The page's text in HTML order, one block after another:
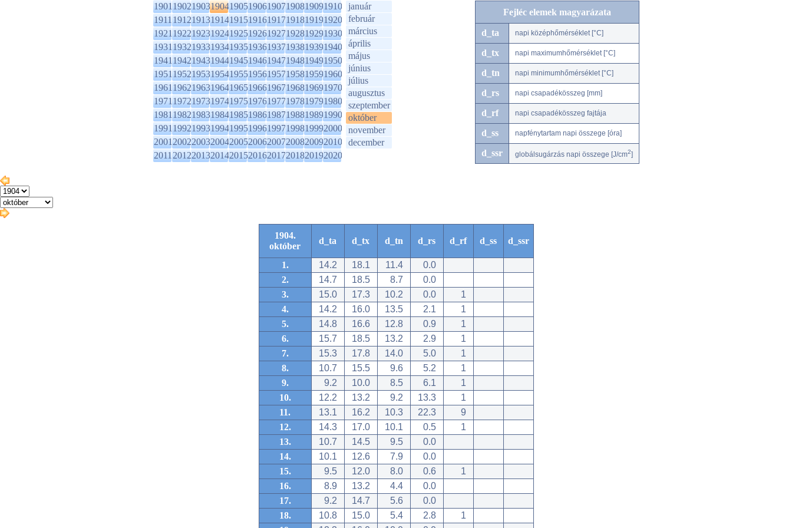
1901190219031904190519061907190819091910
1911191219131914191519161917191819191920
1921192219231924192519261927192819291930
1931193219331934193519361937193819391940
1941194219431944194519461947194819491950
1951195219531954195519561957195819591960
1961196219631964196519661967196819691970
1971197219731974197519761977197819791980
1981198219831984198519861987198819891990
1991199219931994199519961997199819992000
2001200220032004200520062007200820092010
2011201220132014201520162017201820192020
január
február
március
április
május
június
július
augusztus
szeptember
október
november
december
Fejléc elemek magyarázata
d_ta napi középhőmérséklet [°C]
d_tx napi maximumhőmérséklet [°C]
d_tn napi minimumhőmérséklet [°C]
d_rs napi csapadékösszeg [mm]
d_rf napi csapadékösszeg fajtája
d_ss napfénytartam napi összege [óra]
d_ssr globálsugárzás napi összege [J/cm2]
1904.
október
d_ta d_tx d_tn d_rs d_rf d_ss d_ssr
1. 14.2 18.1 11.4
0.0
2.
14.7 18.5 8.7
0.0
3.
15.0 17.3 10.2 0.0
1
4.
14.2 16.0 13.5 2.1
1
5.
14.8 16.6 12.8 0.9
1
6.
15.7 18.5 13.2 2.9
1
7.
15.3 17.8 14.0 5.0
1
8.
10.7 15.5 9.6 5.2
1
9.
9.2 10.0 8.5 6.1
1
10.
12.2 13.2 9.2 13.3
1
11.
13.1 16.2 10.3 22.3
9
12.
14.3 17.0 10.1 0.5
1
13.
10.7 14.5 9.5
0.0
14.
10.1 12.6 7.9
0.0
15.
9.5 12.0 8.0 0.6
1
16.
8.9 13.2 4.4
0.0
17.
9.2 14.7 5.6
0.0
18.
10.8 15.0 5.4 2.8
1